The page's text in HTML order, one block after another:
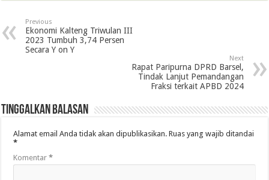
Previous
Ekonomi Kalteng Triwulan III
2023 Tumbuh 3,74 Persen
Secara Y on Y
Next
Rapat Paripurna DPRD Barsel,
Tindak Lanjut Pemandangan
Fraksi terkait APBD 2024
Tinggalkan Balasan
Alamat email Anda tidak akan dipublikasikan. Ruas yang wajib ditandai
*
Komentar*